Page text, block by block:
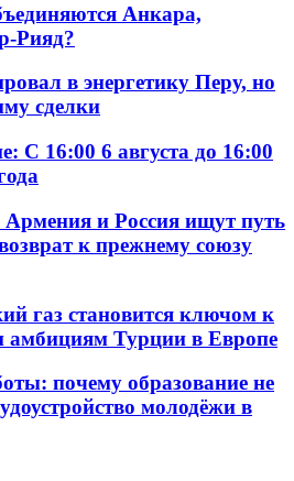
Анкара,
Рияд?
в энергетику Перу, но
сделки
С 16:00 6 августа до 16:00
и Россия ищут путь
к прежнему союзу
газ становится ключом к
амбициям Турции в Европе
почему образование не
молодёжи в